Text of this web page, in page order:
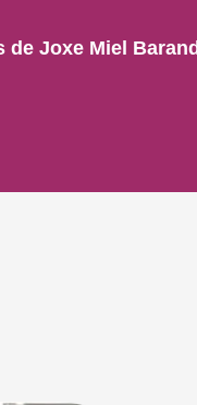
de Joxe Miel